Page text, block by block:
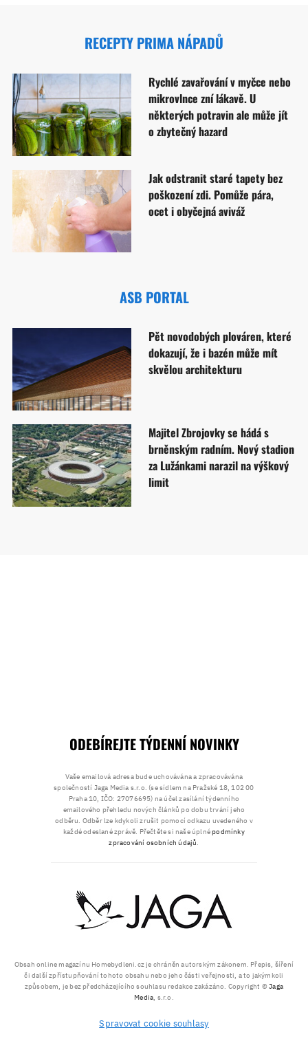
RECEPTY PRIMA NÁPADŮ
Rychlé zavařování v myčce nebo
mikrovlnce zní lákavě. U
některých potravin ale může jít
o zbytečný hazard
Jak odstranit staré tapety bez
poškození zdi. Pomůže pára,
ocet i obyčejná aviváž
ASB PORTAL
Pět novodobých plováren, které
dokazují, že i bazén může mít
skvělou architekturu
Majitel Zbrojovky se hádá s
brněnským radním. Nový stadion
za Lužánkami narazil na výškový
limit
Obsah online magazínu Homebydleni.cz je chráněn autorským zákonem. Přepis, šíření
či další zpřístupňování tohoto obsahu nebo jeho části veřejnosti, a to jakýmkoli
způsobem, je bez předcházejícího souhlasu redakce zakázáno. Copyright ©Jaga
Media, s.r.o.
Spravovat cookie souhlasy
ODEBÍREJTE TÝDENNÍ NOVINKY
Vaše emailová adresa bude uchovávána a zpracovávána
společností Jaga Media s.r.o. (se sídlem na Pražské 18, 102 00
Praha 10, IČO: 27076695) na účel zasílání týdenního
emailového přehledu nových článků po dobu trvání jeho
odběru. Odběr lze kdykoli zrušit pomocí odkazu uvedeného v
každé odeslané zprávě. Přečtěte si naše úplnépodmínky
zpracování osobních údajů.